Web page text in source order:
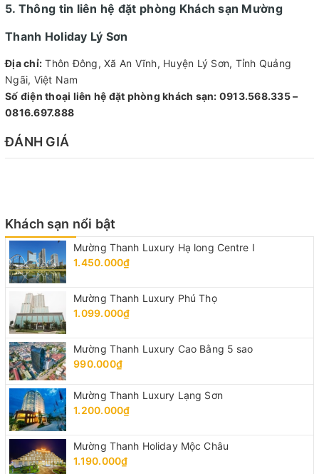
5. Thông tin liên hệ đặt phòng Khách sạn Mường
Thanh Holiday Lý Sơn
Địa chỉ: Thôn Đông, Xã An Vĩnh, Huyện Lý Sơn, Tỉnh Quảng
Ngãi, Việt Nam
Số điện thoại liên hệ đặt phòng khách sạn: 0913.568.335 –
0816.697.888
ĐÁNH GIÁ
Khách sạn nổi bật
Mường Thanh Luxury Hạ long Centre I
1.450.000₫
Mường Thanh Luxury Phú Thọ
1.099.000₫
Mường Thanh Luxury Cao Bằng 5 sao
990.000₫
Mường Thanh Luxury Lạng Sơn
1.200.000₫
Mường Thanh Holiday Mộc Châu
1.190.000₫